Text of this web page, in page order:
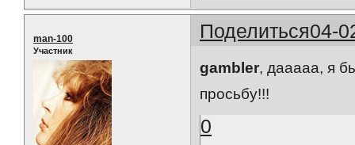
Поделиться04-
man-100
Участник
gambler, дааааа, я
просьбу!!!
0